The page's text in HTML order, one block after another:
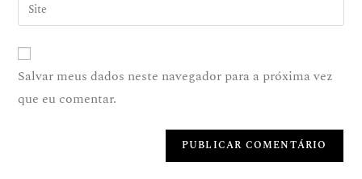
Salvar meus dados neste navegador para a próxima vez
que eu comentar.